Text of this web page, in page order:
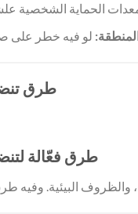
طرق
طرق فعّالة